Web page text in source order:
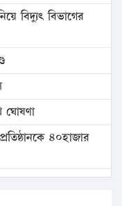
বিদ্যুৎ বিভাগের
৪০হাজার